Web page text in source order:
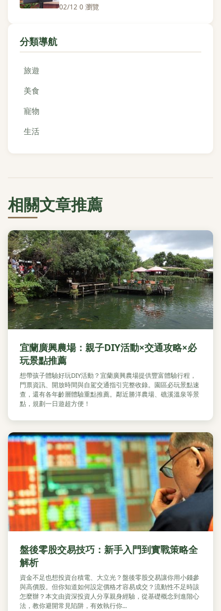
02/12·0 瀏覽
分類導航
旅遊
美食
寵物
生活
相關文章推薦
宜蘭廣興農場：親子DIY活動×交通攻略×必
玩景點推薦
想帶孩子體驗好玩DIY活動？宜蘭廣興農場提供豐富體驗行程，
門票資訊、開放時間與自駕交通指引完整收錄。園區必玩景點速
查，還有各年齡層體驗重點推薦。鄰近勝洋農場、礁溪溫泉等景
點，規劃一日遊超方便！
盤後零股交易技巧：新手入門到實戰策略全
解析
資金不足也想投資台積電、大立光？盤後零股交易讓你用小錢參
與高價股。但你知道如何設定價格才容易成交？流動性不足時該
怎麼辦？本文由資深投資人分享親身經驗，從基礎概念到進階心
法，教你避開常見陷阱，有效執行你...